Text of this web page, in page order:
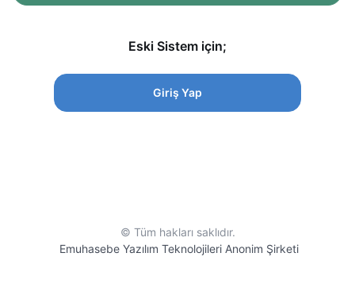
Eski Sistem için;
Giriş Yap
© Tüm hakları saklıdır.
Emuhasebe Yazılım Teknolojileri Anonim Şirketi